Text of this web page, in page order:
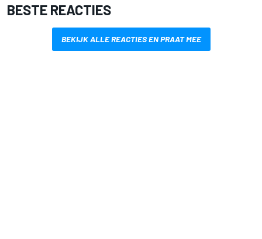
BESTE REACTIES
BEKIJK ALLE REACTIES EN PRAAT MEE